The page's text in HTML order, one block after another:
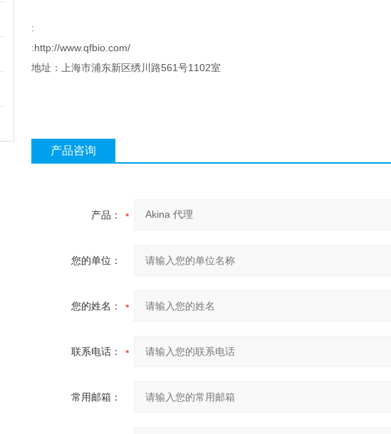
:
:http://www.qfbio.com/
地址：上海市浦东新区绣川路561号1102室
产品咨询
产品：
您的单位：
您的姓名：
联系电话：
常用邮箱：